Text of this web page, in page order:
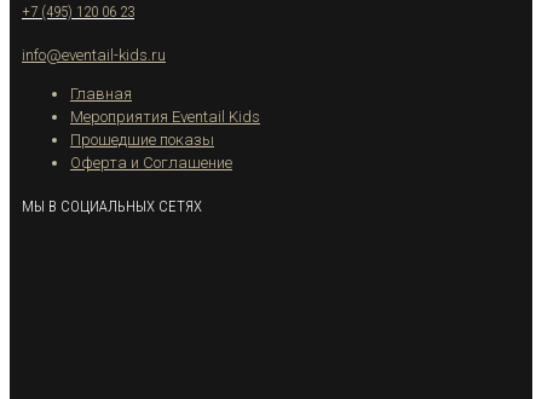
+7 (495) 120 06 23
info@eventail-kids.ru
Главная
Мероприятия Eventail Kids
Прошедшие показы
Оферта и Соглашение
МЫ В СОЦИАЛЬНЫХ СЕТЯХ